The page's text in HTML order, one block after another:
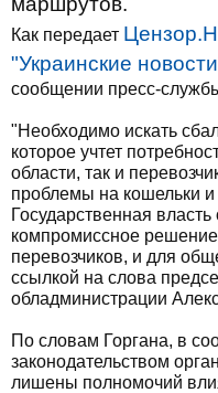
Как передает
"Украинские
сообщении пресс-
"Необходимо искать
которое учтет
области, так и
проблемы на кошельки
Государственная
компромиссное
перевозчиков, и для
ссылкой на слова
обладминистрации
По словам Горгана, в
законодательством
лишены полномочий